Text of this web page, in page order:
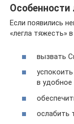
Особенности
Если появились
«легла тяжесть»
вызвать
в удобное
ослабить